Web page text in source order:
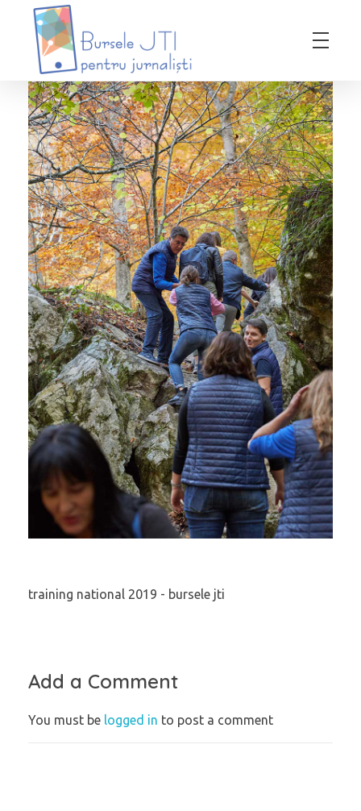
Bursele JTI pentru Jurnalisti
ediția 2018-2019
training national 2019 - bursele jti
Add a Comment
You must be logged in to post a comment